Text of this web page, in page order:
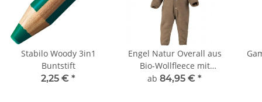
Stabilo Woody 3in1
Buntstift
2,25 € *
Engel Natur Overall aus
Bio-Wollfleece mit
Kapuze
ab 84,95 € *